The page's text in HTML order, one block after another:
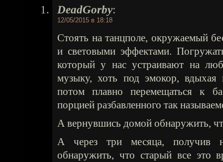
DeadGorby:
12/05/2015 в 18:18
Стоять на танцполе, окружаемый
и световыми эффектами.
который у нас устраивают на
музыку, хоть под эмокор, вдыхая
потом плавно перемещаться к
порцией разбавленного так
А вернувшись домой обнаружить,
А через три месяца, получив
обнаружить, что старый все это